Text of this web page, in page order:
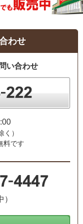
わせ
い合わせ
く）
料です